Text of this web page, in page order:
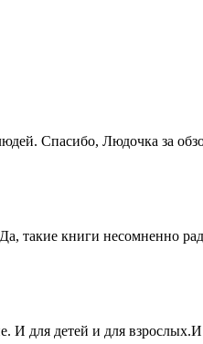
Спасибо, Людочка за
Да, такие книги несомненно
для детей и для взрослых.И